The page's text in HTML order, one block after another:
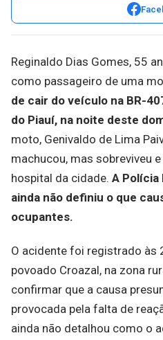
Reginaldo Dias Gomes, 55
como passageiro de uma
de cair do veículo na BR-
do Piauí, na noite deste
moto, Genivaldo de Lima
machucou, mas sobreviveu
hospital da cidade. A Polícia
ainda não definiu o que
ocupantes.
O acidente foi registrado às
povoado Croazal, na zona
confirmar que a causa
provocada pela falta de
ainda não detalhou como o